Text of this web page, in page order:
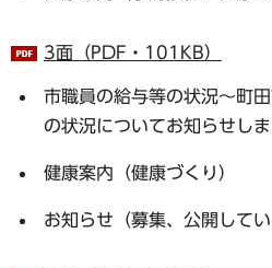
3面（PDF・101KB）
市職員の給与等の状況～町
の状況についてお知らせし
健康案内（健康づくり）
お知らせ（募集、公開してい